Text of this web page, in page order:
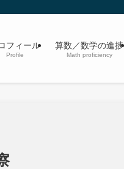
フィール
Profile
算数／数学の進捗
Math proficiency